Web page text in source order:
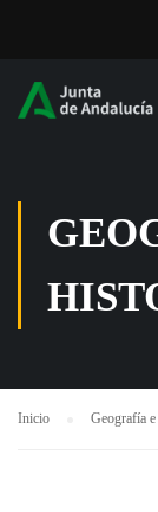
Inicio Geografía